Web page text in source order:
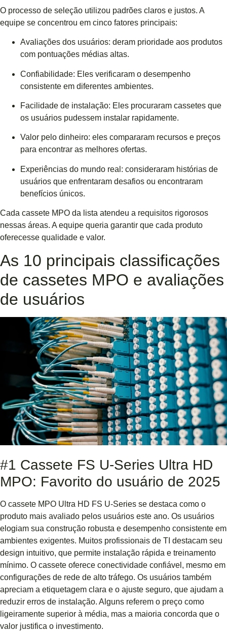
O processo de seleção utilizou padrões claros e justos. A
equipe se concentrou em cinco fatores principais:
Avaliações dos usuários: deram prioridade aos produtos
com pontuações médias altas.
Confiabilidade: Eles verificaram o desempenho
consistente em diferentes ambientes.
Facilidade de instalação: Eles procuraram cassetes que
os usuários pudessem instalar rapidamente.
Valor pelo dinheiro: eles compararam recursos e preços
para encontrar as melhores ofertas.
Experiências do mundo real: consideraram histórias de
usuários que enfrentaram desafios ou encontraram
benefícios únicos.
Cada cassete MPO da lista atendeu a requisitos rigorosos
nessas áreas. A equipe queria garantir que cada produto
oferecesse qualidade e valor.
As 10 principais classificações
de cassetes MPO e avaliações
de usuários
#1 Cassete FS U-Series Ultra HD
MPO: Favorito do usuário de 2025
O cassete MPO Ultra HD FS U-Series se destaca como o
produto mais avaliado pelos usuários este ano. Os usuários
elogiam sua construção robusta e desempenho consistente em
ambientes exigentes. Muitos profissionais de TI destacam seu
design intuitivo, que permite instalação rápida e treinamento
mínimo. O cassete oferece conectividade confiável, mesmo em
configurações de rede de alto tráfego. Os usuários também
apreciam a etiquetagem clara e o ajuste seguro, que ajudam a
reduzir erros de instalação. Alguns referem o preço como
ligeiramente superior à média, mas a maioria concorda que o
valor justifica o investimento.